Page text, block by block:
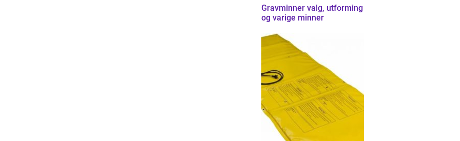
Gravminner valg, utforming
og varige minner